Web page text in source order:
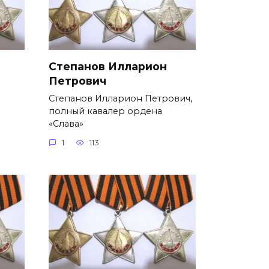
Степанов Илларион
Петрович
Степанов Илларион Петрович,
полный кавалер ордена
«Слава»
1 113